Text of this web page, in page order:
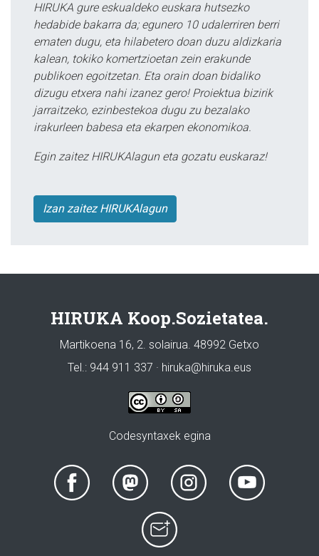
HIRUKA gure eskualdeko euskara hutsezko
hedabide bakarra da; egunero 10 udalerriren berri
ematen dugu, eta hilabetero doan duzu aldizkaria
kalean, tokiko komertzioetan zein erakunde
publikoen egoitzetan. Eta orain doan bidaliko
dizugu etxera nahi izanez gero! Proiektua bizirik
jarraitzeko, ezinbestekoa dugu zu bezalako
irakurleen babesa eta ekarpen ekonomikoa.
Egin zaitez HIRUKAlagun eta gozatu euskaraz!
Izan zaitez HIRUKAlagun
HIRUKA Koop.Sozietatea.
Martikoena 16, 2. solairua. 48992 Getxo
Tel.: 944 911 337 · hiruka@hiruka.eus
Codesyntaxek egina